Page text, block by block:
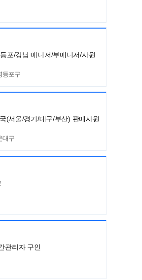
포/강남 매니저/부매니저/사원
등포구
(서울/경기/대구/부산) 판매사원
대구
관리자 구인